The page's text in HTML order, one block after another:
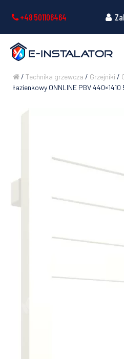
+48 501106464
/ Technika grzewcza / Grzejniki /
łazienkowy ONNLINE PBV 440×1410